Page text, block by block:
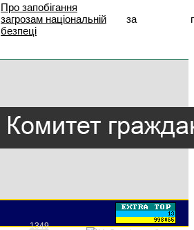
Про запобігання
загрозам національній
безпеці
за
1349